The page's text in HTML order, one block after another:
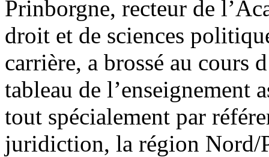
Prinborgne, recteur de
droit et de sciences
carrière, a brossé au cours
tableau de l’enseignement
tout spécialement par
juridiction, la région Nord/